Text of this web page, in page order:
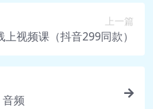
血.mp3
.mp3
上一篇
视频课（抖音299同款）
频